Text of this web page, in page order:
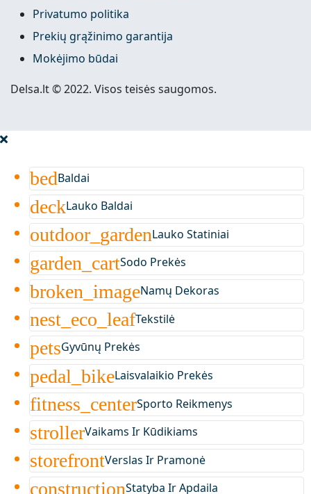
Privatumo politika
Prekių grąžinimo garantija
Mokėjimo būdai
Delsa.lt © 2022. Visos teisės saugomos.
bedBaldai
deckLauko Baldai
outdoor_gardenLauko Statiniai
garden_cartSodo Prekės
broken_imageNamų Dekoras
nest_eco_leafTekstilė
petsGyvūnų Prekės
pedal_bikeLaisvalaikio Prekės
fitness_centerSporto Reikmenys
strollerVaikams Ir Kūdikiams
storefrontVerslas Ir Pramonė
constructionStatyba Ir Apdaila